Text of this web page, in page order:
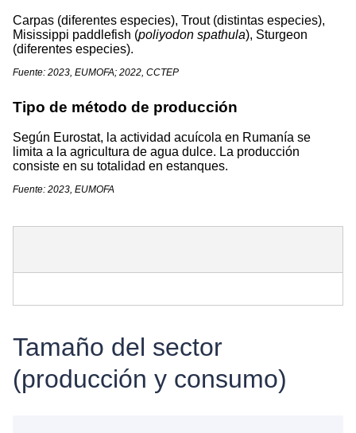
Carpas (diferentes especies), Trout (distintas especies),
Misissippi paddlefish (poliyodon spathula), Sturgeon
(diferentes especies).
Fuente: 2023, EUMOFA; 2022, CCTEP
Tipo de método de producción
Según Eurostat, la actividad acuícola en Rumanía se
limita a la agricultura de agua dulce. La producción
consiste en su totalidad en estanques.
Fuente: 2023, EUMOFA
Tamaño del sector
(producción y consumo)